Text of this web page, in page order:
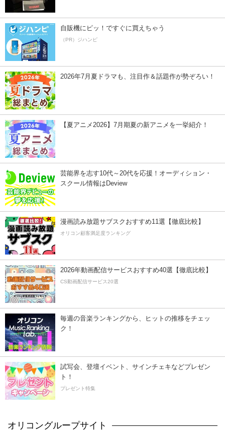
自販機にピッ！ですぐに買えちゃう
（PR）ジハンピ
2026年7月夏ドラマも、注目作＆話題作が勢ぞろい！
【夏アニメ2026】7月期夏の新アニメを一挙紹介！
芸能界を志す10代～20代を応援！オーディション・
スクール情報はDeview
漫画読み放題サブスクおすすめ11選【徹底比較】
オリコン顧客満足度ランキング
2026年動画配信サービスおすすめ40選【徹底比較】
CS動画配信サービス20選
毎週の音楽ランキングから、ヒットの推移をチェッ
ク！
試写会、登壇イベント、サインチェキなどプレゼン
ト！
プレゼント特集
オリコングループサイト